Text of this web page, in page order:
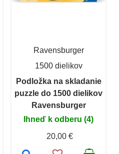
Ravensburger
1500 dielikov
Podložka na skladanie
puzzle do 1500 dielikov
Ravensburger
Ihneď k odberu (4)
20,00 €